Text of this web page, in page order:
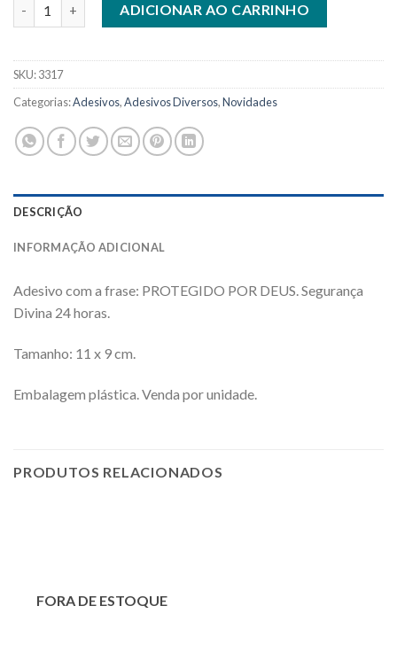
ADICIONAR AO CARRINHO
SKU:3317
Categorias:Adesivos,Adesivos Diversos,Novidades
DESCRIÇÃO
INFORMAÇÃO ADICIONAL
Adesivo com a frase: PROTEGIDO POR DEUS. Segurança
Divina 24 horas.
Tamanho: 11 x 9 cm.
Embalagem plástica. Venda por unidade.
PRODUTOS RELACIONADOS
FORA DE ESTOQUE